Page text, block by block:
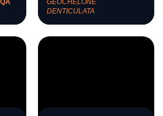
GEOCHELONE
DENTICULATA